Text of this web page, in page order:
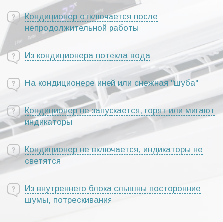
Кондиционер отключается после
непродолжительной работы
Из кондиционера потекла вода
На кондиционере иней или снежная "шуба"
Кондиционер не запускается, горят или мигают
индикаторы
Кондиционер не включается, индикаторы не
светятся
Из внутреннего блока слышны посторонние
шумы, потрескивания